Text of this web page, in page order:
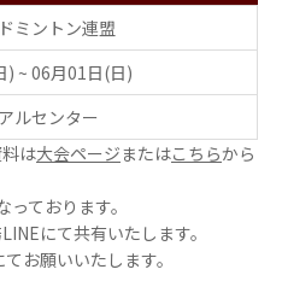
ミントン連盟
) ~ 06月01日(日)
ルセンター
は大会ページまたはこちらから
ております。
にて共有いたします。
お願いいたします。